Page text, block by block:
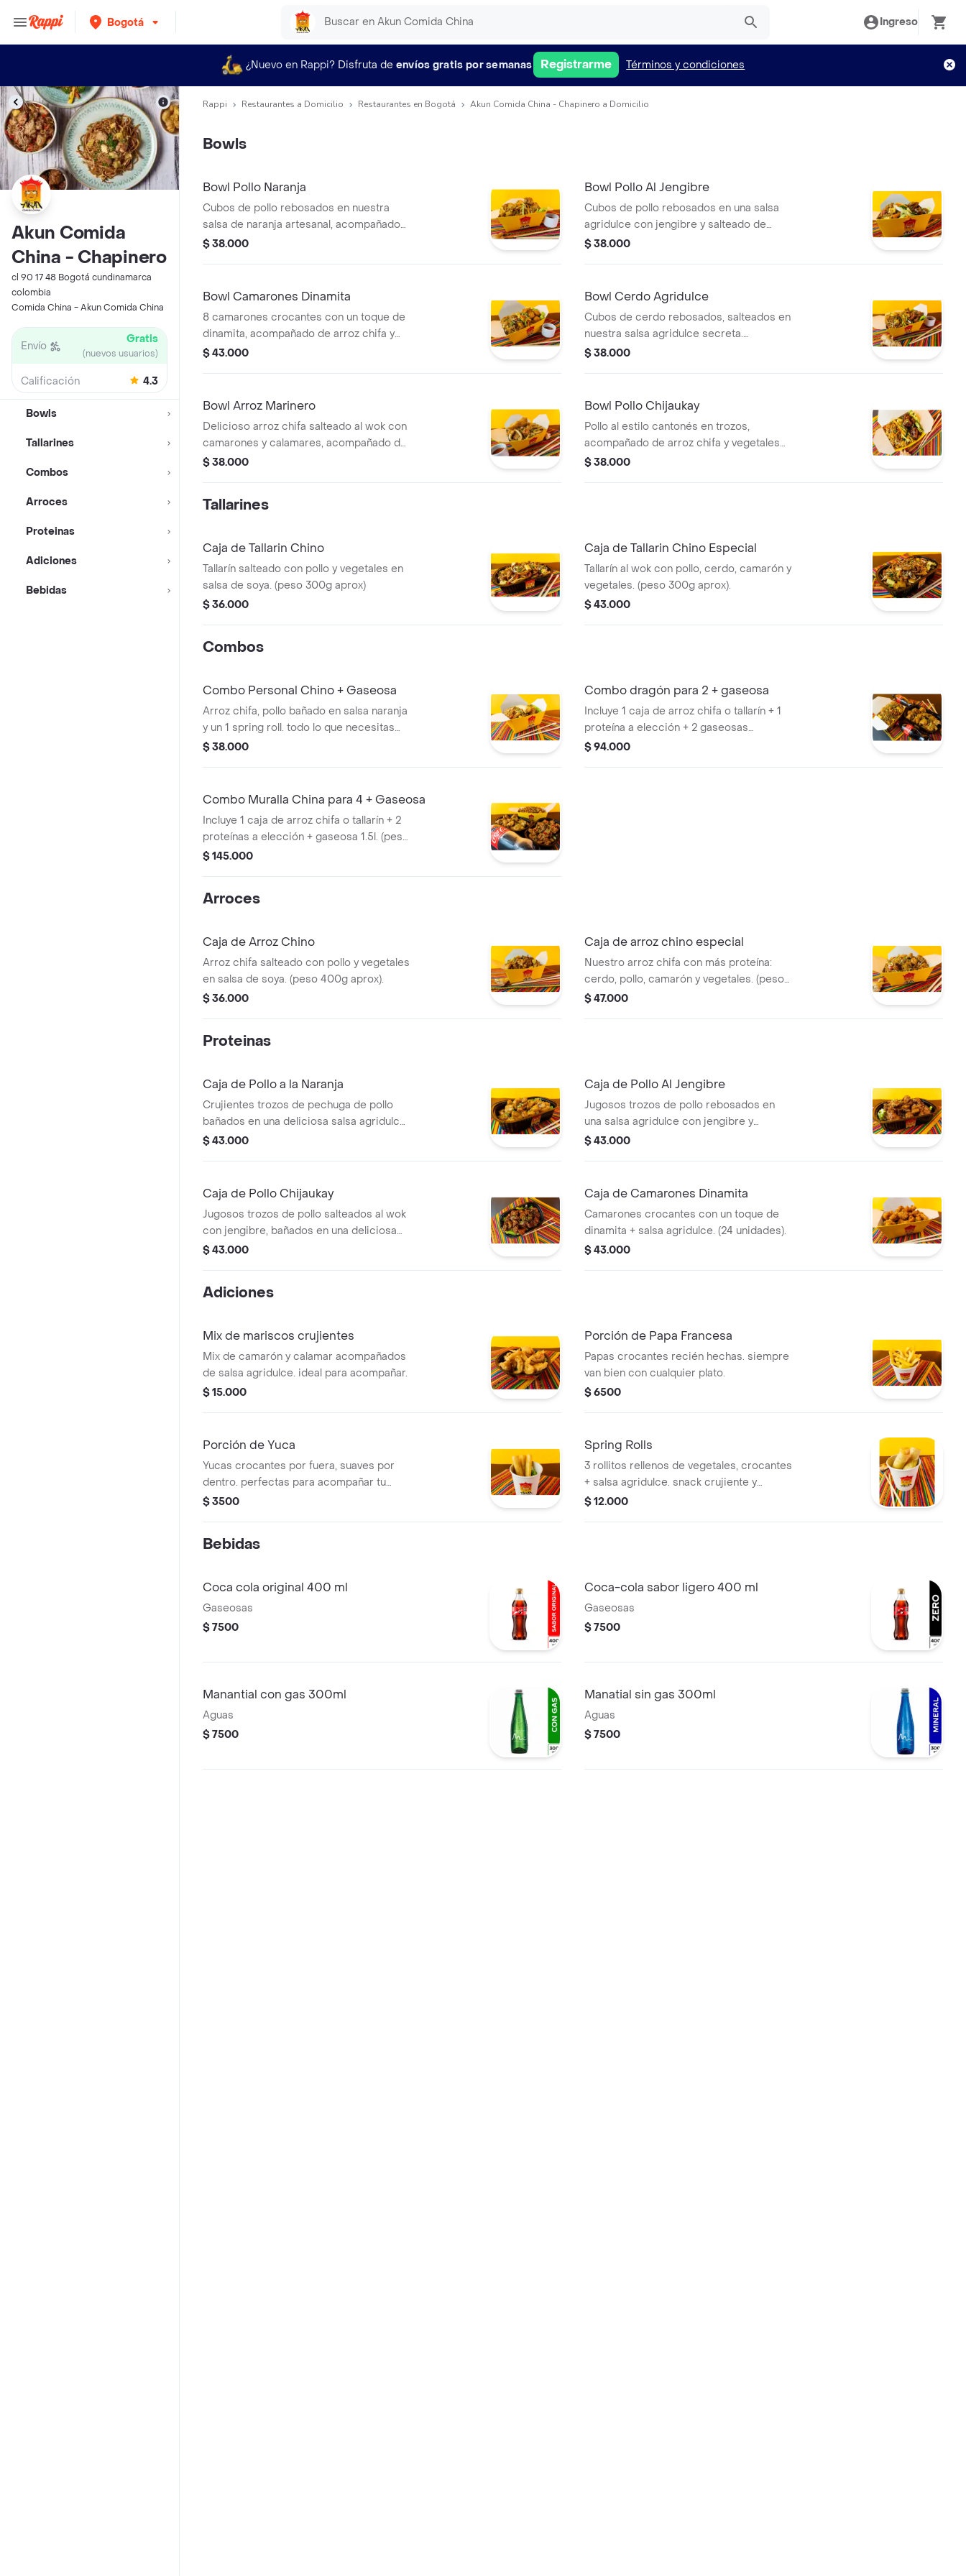
Bogotá Ingreso
¿Nuevo en Rappi? Disfruta de envíos gratis por semanas Registrarme Términos y condiciones
Akun Comida
China - Chapinero
cl 90 17 48 Bogotá cundinamarca
colombia
Comida China - Akun Comida China
Envío Gratis
(nuevos usuarios)
Calificación 4.3
Bowls
Tallarines
Combos
Arroces
Proteinas
Adiciones
Bebidas
Rappi Restaurantes a Domicilio Restaurantes en Bogotá Akun Comida China - Chapinero a Domicilio
Bowls
Bowl Pollo Naranja
Cubos de pollo rebosados en nuestra
salsa de naranja artesanal, acompañado
con arroz chifa y vegetales frescos. un
$ 38.000
Bowl Pollo Al Jengibre
Cubos de pollo rebosados en una salsa
agridulce con jengibre y salteado de
champiñones, acompañado con arroz
$ 38.000
Bowl Camarones Dinamita
8 camarones crocantes con un toque de
dinamita, acompañado de arroz chifa y
vegetales frescos. explosión de sabor en
$ 43.000
Bowl Cerdo Agridulce
Cubos de cerdo rebosados, salteados en
nuestra salsa agridulce secreta.
acompañado de arroz chifa y vegetales
$ 38.000
Bowl Arroz Marinero
Delicioso arroz chifa salteado al wok con
camarones y calamares, acompañado de
filete de pescado apanado. el mar en un
$ 38.000
Bowl Pollo Chijaukay
Pollo al estilo cantonés en trozos,
acompañado de arroz chifa y vegetales
frescos. crujiente por fuera, jugoso por
$ 38.000
Tallarines
Caja de Tallarin Chino
Tallarín salteado con pollo y vegetales en
salsa de soya. (peso 300g aprox)
$ 36.000
Caja de Tallarin Chino Especial
Tallarín al wok con pollo, cerdo, camarón y
vegetales. (peso 300g aprox).
$ 43.000
Combos
Combo Personal Chino + Gaseosa
Arroz chifa, pollo bañado en salsa naranja
y un 1 spring roll. todo lo que necesitas
para una comida completa y deliciosa.
$ 38.000
Combo dragón para 2 + gaseosa
Incluye 1 caja de arroz chifa o tallarín + 1
proteína a elección + 2 gaseosas
personales. (peso 900g aprox).
$ 94.000
Combo Muralla China para 4 + Gaseosa
Incluye 1 caja de arroz chifa o tallarín + 2
proteínas a elección + gaseosa 1.5l. (peso
1300g aprox).
$ 145.000
Arroces
Caja de Arroz Chino
Arroz chifa salteado con pollo y vegetales
en salsa de soya. (peso 400g aprox).
$ 36.000
Caja de arroz chino especial
Nuestro arroz chifa con más proteína:
cerdo, pollo, camarón y vegetales. (peso
400g aprox).
$ 47.000
Proteinas
Caja de Pollo a la Naranja
Crujientes trozos de pechuga de pollo
bañados en una deliciosa salsa agridulce
de naranja. un clásico lleno de sabor y
$ 43.000
Caja de Pollo Al Jengibre
Jugosos trozos de pollo rebosados en
una salsa agridulce con jengibre y
salteado de champiñones. un plato
aprox).
$ 43.000
Caja de Pollo Chijaukay
Jugosos trozos de pollo salteados al wok
con jengibre, bañados en una deliciosa
salsa ostión. (peso 400g aprox).
$ 43.000
Caja de Camarones Dinamita
Camarones crocantes con un toque de
dinamita + salsa agridulce. (24 unidades).
$ 43.000
Adiciones
Mix de mariscos crujientes
Mix de camarón y calamar acompañados
de salsa agridulce. ideal para acompañar.
$ 15.000
Porción de Papa Francesa
Papas crocantes recién hechas. siempre
van bien con cualquier plato.
$ 6500
Porción de Yuca
Yucas crocantes por fuera, suaves por
dentro. perfectas para acompañar tu
combo.
$ 3500
Spring Rolls
3 rollitos rellenos de vegetales, crocantes
+ salsa agridulce. snack crujiente y
sabroso para empezar
$ 12.000
Bebidas
Coca cola original 400 ml
Gaseosas
$ 7500
Coca-cola sabor ligero 400 ml
Gaseosas
$ 7500
Manantial con gas 300ml
Aguas
$ 7500
Manatial sin gas 300ml
Aguas
$ 7500